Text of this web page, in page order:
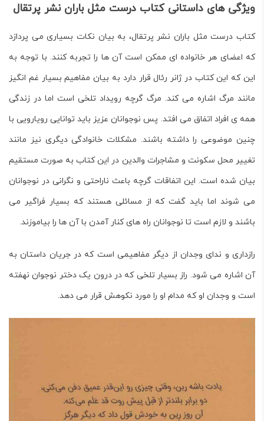
ویژگی های داستانی کتاب درست مثل باران نشر پرتقال
کتاب درست مثل باران نشر پرتقال، به بیان نکات بسیاری می پردازد
که اعضای هر خانواده ای ممکن است آن ها را تجربه کنند. با توجه به
این که این کتاب در ژانر رئال قرار دارد به بیان مفاهیم بسیار غم انگیز
مانند مرگ اشاره می کند. مرگ گرچه رویداد تلخی است اما در زندگی
همه ی افراد اتفاق می افتد. پس نوجوانان عزیز باید توانایی رویارویی با
چنین موضوعی را داشته باشند. مشکلات خانوادگی دیگری نیز مانند
تغییر محل سکونت و مشاجرات والدین در این کتاب به صورت مستقیم
بیان شده است. این اتفاقات گرچه باعث ناراحتی و نگرانی در نوجوانان
می شوند اما باید گفت که از مسائلی هستند که بسیار فراگیر می
باشند و لازم است تا نوجوانان راه های کنار آمدن با آن ها را بیاموزند.
رازداری و ندای وجدان از دیگر مفاهیمی است که در جریان داستان به
آن اشاره می شود. راز بسیار تلخی که در درون یک دختر نوجوان نهفته
است و وجدان او که مدام او را مورد نکوهش قرار می دهد.